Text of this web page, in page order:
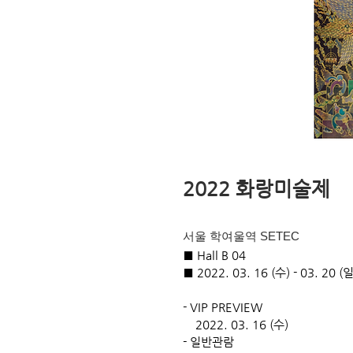
2022 화랑미술제
​서울 학여울역 SETEC
■ Hall B 04
■ 2022. 03. 16 (수) - 03. 20 (
- VIP PREVIEW
2022. 03. 16 (수)
- 일반관람